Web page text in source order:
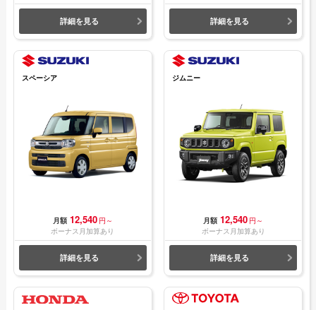
詳細を見る 詳細を見る
スペーシア
月額 12,540 円～
ボーナス月加算あり
詳細を見る
ジムニー
月額 12,540 円～
ボーナス月加算あり
詳細を見る